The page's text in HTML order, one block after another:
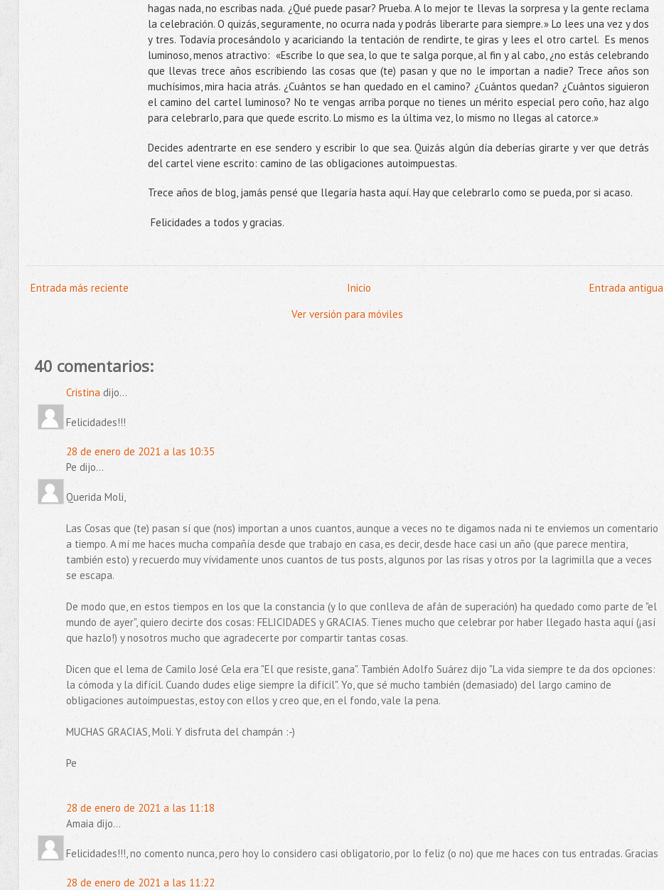
hagas nada, no escribas nada. ¿Qué puede pasar? Prueba. A lo mejor te llevas la sorpresa y la gente reclama
la celebración. O quizás, seguramente, no ocurra nada y podrás liberarte para siempre.»Lo lees una vez y dos
y tres. Todavía procesándolo y acariciando la tentación de rendirte, te giras y lees el otro cartel. Es menos
luminoso, menos atractivo: «Escribe lo que sea, lo que te salga porque, al fin y al cabo, ¿no estás celebrando
que llevas trece años escribiendo las cosas que (te) pasan y que no le importan a nadie? Trece años son
muchísimos, mira hacia atrás. ¿Cuántos se han quedado en el camino? ¿Cuántos quedan? ¿Cuántos siguieron
el camino del cartel luminoso? No te vengas arriba porque no tienes un mérito especial pero coño, haz algo
para celebrarlo, para que quede escrito. Lo mismo es la última vez, lo mismo no llegas al catorce.»
Decides adentrarte en ese sendero y escribir lo que sea. Quizás algún día deberías girarte y ver que detrás
del cartel viene escrito: camino de las obligaciones autoimpuestas.
Trece años de blog, jamás pensé que llegaría hasta aquí. Hay que celebrarlo como se pueda, por si acaso.
Felicidades a todos y gracias.
Entrada más reciente Entrada antigua
Inicio
Ver versión para móviles
40 comentarios:
Cristinadijo...
Felicidades!!!
28 de enero de 2021 a las 10:35
Pe dijo...
Querida Moli,
Las Cosas que (te) pasan sí que (nos) importan a unos cuantos, aunque a veces no te digamos nada ni te enviemos un comentario
a tiempo. A mí me haces mucha compañía desde que trabajo en casa, es decir, desde hace casi un año (que parece mentira,
también esto) y recuerdo muy vívidamente unos cuantos de tus posts, algunos por las risas y otros por la lagrimilla que a veces
se escapa.
De modo que, en estos tiempos en los que la constancia (y lo que conlleva de afán de superación) ha quedado como parte de "el
mundo de ayer", quiero decirte dos cosas: FELICIDADES y GRACIAS. Tienes mucho que celebrar por haber llegado hasta aquí (¡así
que hazlo!) y nosotros mucho que agradecerte por compartir tantas cosas.
Dicen que el lema de Camilo José Cela era "El que resiste, gana". También Adolfo Suárez dijo "La vida siempre te da dos opciones:
la cómoda y la difícil. Cuando dudes elige siempre la difícil". Yo, que sé mucho también (demasiado) del largo camino de
obligaciones autoimpuestas, estoy con ellos y creo que, en el fondo, vale la pena.
MUCHAS GRACIAS, Moli. Y disfruta del champán :-)
Pe
28 de enero de 2021 a las 11:18
Amaia dijo...
Felicidades!!!, no comento nunca, pero hoy lo considero casi obligatorio, por lo feliz (o no) que me haces con tus entradas. Gracias
28 de enero de 2021 a las 11:22